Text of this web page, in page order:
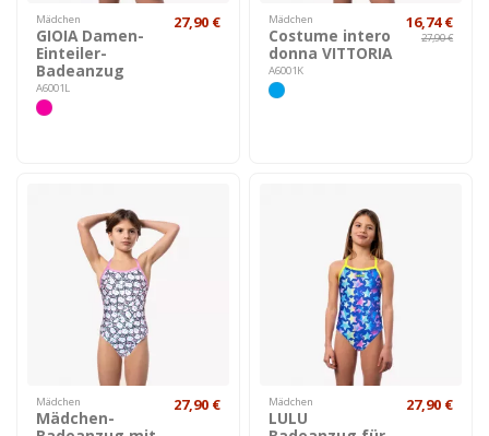
Mädchen
GIOIA Damen-
Einteiler-
Badeanzug
A6001L
27,90 € Mädchen
Costume intero
donna VITTORIA
A6001K
16,74 €
27,90 €
Mädchen
Mädchen-
27,90 € Mädchen
LULU
27,90 €